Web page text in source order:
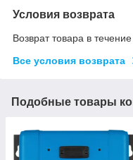
Условия возврата
Возврат товара в
Все условия возврата
Подобные товары